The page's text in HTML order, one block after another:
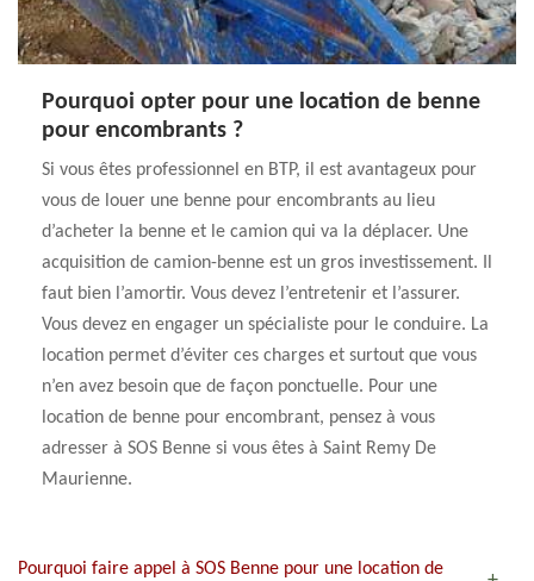
Pourquoi opter pour une location de benne
pour encombrants ?
Si vous êtes professionnel en BTP, il est avantageux pour
vous de louer une benne pour encombrants au lieu
d’acheter la benne et le camion qui va la déplacer. Une
acquisition de camion-benne est un gros investissement. Il
faut bien l’amortir. Vous devez l’entretenir et l’assurer.
Vous devez en engager un spécialiste pour le conduire. La
location permet d’éviter ces charges et surtout que vous
n’en avez besoin que de façon ponctuelle. Pour une
location de benne pour encombrant, pensez à vous
adresser à SOS Benne si vous êtes à Saint Remy De
Maurienne.
Pourquoi faire appel à SOS Benne pour une location de